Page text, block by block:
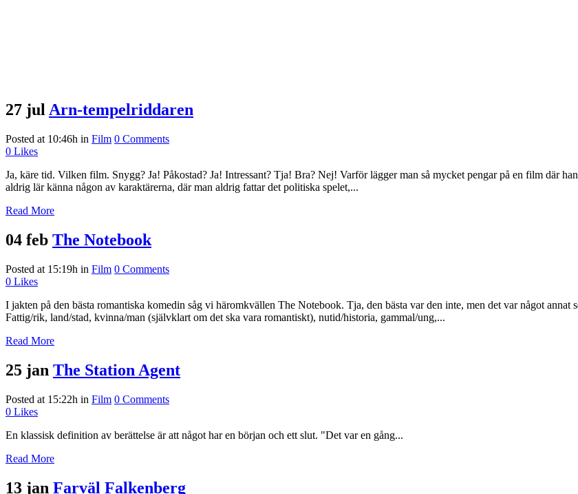
27 julArn-tempelriddaren
Posted at 10:46h in Film 0 Comments
0 Likes
Ja, käre tid. Vilken film. Snygg? Ja! Påkostad? Ja! Intressant? Tja! Bra? Nej! Varför lägger man så mycket pengar på en film där
aldrig lär känna någon av karaktärerna, där man aldrig fattar det politiska spelet,...
Read More
04 feb The Notebook
Posted at 15:19h in Film 0 Comments
0 Likes
I jakten på den bästa romantiska komedin såg vi häromkvällen The Notebook. Tja, den bästa var den inte, men det var något
Fattig/rik, land/stad, kvinna/man (självklart om det ska vara romantiskt), nutid/historia, gammal/ung,...
Read More
25 jan The Station Agent
Posted at 15:22h in Film 0 Comments
0 Likes
En klassisk definition av berättelse är att något har en början och ett slut. "Det var en gång...
Read More
13 jan Farväl Falkenberg